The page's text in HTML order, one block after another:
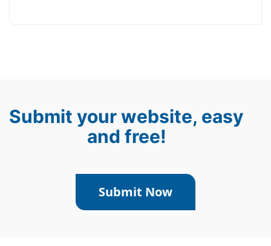
Submit your website, easy
and free!
Submit Now